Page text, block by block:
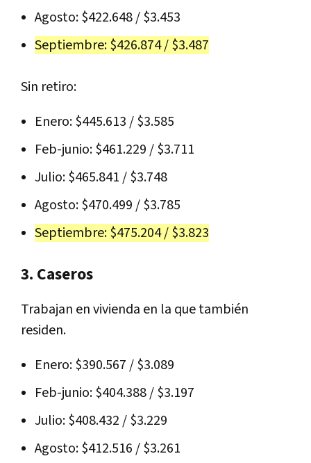
Agosto: $422.648 / $3.453
Septiembre: $426.874 / $3.487
Sin retiro:
Enero: $445.613 / $3.585
Feb-junio: $461.229 / $3.711
Julio: $465.841 / $3.748
Agosto: $470.499 / $3.785
Septiembre: $475.204 / $3.823
3. Caseros
Trabajan en vivienda en la que también
residen.
Enero: $390.567 / $3.089
Feb-junio: $404.388 / $3.197
Julio: $408.432 / $3.229
Agosto: $412.516 / $3.261